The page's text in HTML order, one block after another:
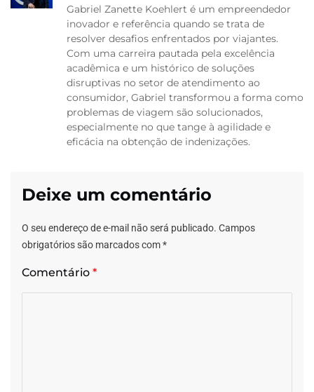
Gabriel Zanette Koehlert é um empreendedor
inovador e referência quando se trata de
resolver desafios enfrentados por viajantes.
Com uma carreira pautada pela excelência
acadêmica e um histórico de soluções
disruptivas no setor de atendimento ao
consumidor, Gabriel transformou a forma como
problemas de viagem são solucionados,
especialmente no que tange à agilidade e
eficácia na obtenção de indenizações.
Deixe um comentário
O seu endereço de e-mail não será publicado. Campos
obrigatórios são marcados com*
Comentário *